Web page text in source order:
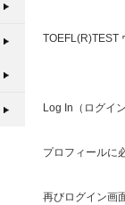
TOEFL(R)TEST
Log In（ログイ
プロフィールに
再びログイン画